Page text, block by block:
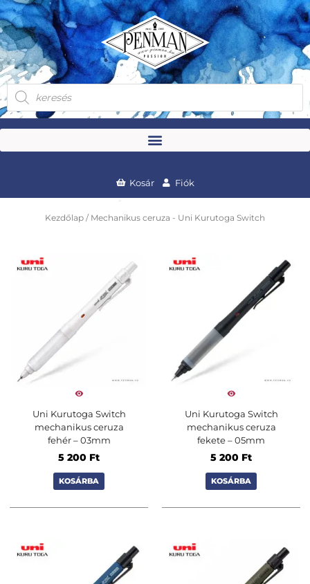
Skip
to
content
Products
search
Kosár Fiók
Kezdőlap / Mechanikus ceruza - Uni Kurutoga Switch
Uni Kurutoga Switch
mechanikus ceruza
fehér – 03mm
5 200 Ft
KOSÁRBA
Uni Kurutoga Switch
mechanikus ceruza
fekete – 05mm
5 200 Ft
KOSÁRBA